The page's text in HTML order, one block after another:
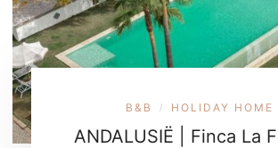
B&B / HOLIDAY HOME
ANDALUSIË | Finca La